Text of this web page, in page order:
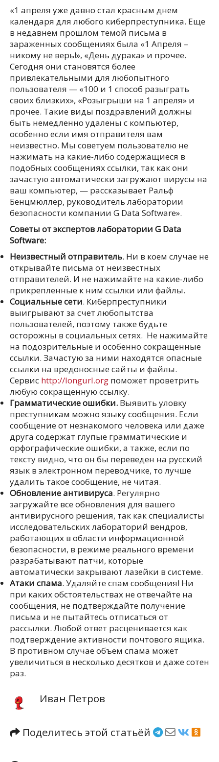
«1 апреля уже давно стал красным днем
календаря для любого киберпреступника. Еще
в недавнем прошлом темой письма в
зараженных сообщениях была «1 Апреля –
никому не верь!», «День дурака» и прочее.
Сегодня они становятся более
привлекательными для любопытного
пользователя — «100 и 1 способ разыграть
своих близких», «Розыгрыши на 1 апреля» и
прочее. Такие виды поздравлений должны
быть немедленно удалены с компьютер,
особенно если имя отправителя вам
неизвестно. Мы советуем пользователю не
нажимать на какие-либо содержащиеся в
подобных сообщениях ссылки, так как они
зачастую автоматически загружают вирусы на
ваш компьютер, — рассказывает Ральф
Бенцмюллер, руководитель лаборатории
безопасности компании G Data Software».
Советы от экспертов лаборатории G Data
Software:
Неизвестный отправитель. Ни в коем случае не
открывайте письма от неизвестных
отправителей. И не нажимайте на какие-либо
прикрепленные к ним ссылки или файлы.
Социальные сети. Киберпреступники
выигрывают за счет любопытства
пользователей, поэтому также будьте
осторожны в социальных сетях. Не нажимайте
на подозрительные и особенно сокращенные
ссылки. Зачастую за ними находятся опасные
ссылки на вредоносные сайты и файлы.
Сервис http://longurl.org поможет проветрить
любую сокращенную ссылку.
Грамматические ошибки. Выявить уловку
преступникам можно языку сообщения. Если
сообщение от незнакомого человека или даже
друга содержат глупые грамматические и
орфографические ошибки, а также, если по
тексту видно, что он бы переведен на русский
язык в электронном переводчике, то лучше
удалить такое сообщение, не читая.
Обновление антивируса. Регулярно
загружайте все обновления для вашего
антивирусного решения, так как специалисты
исследовательских лабораторий вендров,
работающих в области информационной
безопасности, в режиме реального времени
разрабатывают патчи, которые
автоматически закрывают лазейки в системе.
Атаки спама. Удаляйте спам сообщения! Ни
при каких обстоятельствах не отвечайте на
сообщения, не подтверждайте получение
письма и не пытайтесь отписаться от
рассылки. Любой ответ расценивается как
подтверждение активности почтового ящика.
В противном случае объем спама может
увеличиться в несколько десятков и даже сотен
раз.
Иван Петров
Поделитесь этой статьёй